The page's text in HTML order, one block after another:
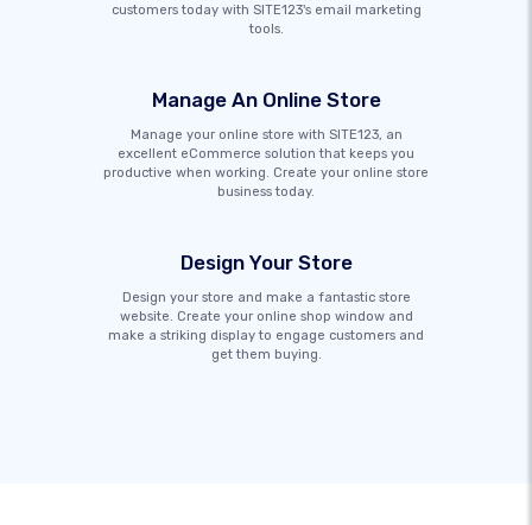
customers today with SITE123's email marketing
tools.
Manage An Online Store
Manage your online store with SITE123, an
excellent eCommerce solution that keeps you
productive when working. Create your online store
business today.
Design Your Store
Design your store and make a fantastic store
website. Create your online shop window and
make a striking display to engage customers and
get them buying.